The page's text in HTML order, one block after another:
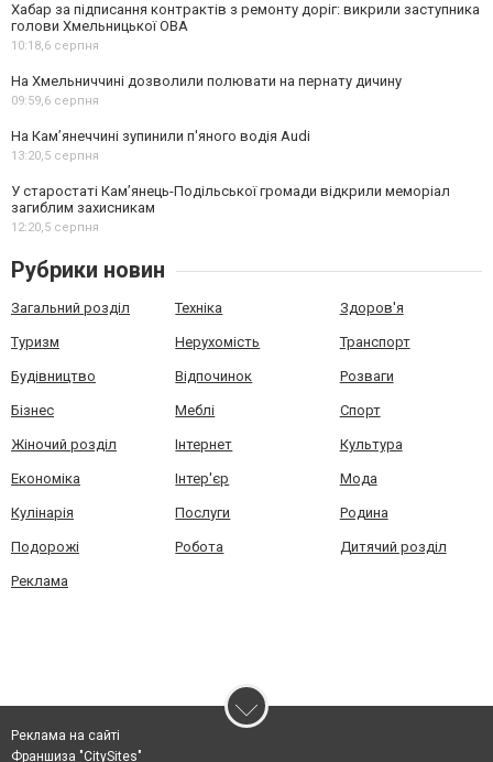
Хабар за підписання контрактів з ремонту доріг: викрили заступника
голови Хмельницької ОВА
10:18,6 серпня
На Хмельниччині дозволили полювати на пернату дичину
09:59,6 серпня
На Камʼянеччині зупинили п'яного водія Audi
13:20,5 серпня
У старостаті Кам’янець-Подільської громади відкрили меморіал
загиблим захисникам
12:20,5 серпня
Рубрики новин
Загальний розділ Техніка Здоров'я
Туризм Нерухомість Транспорт
Будівництво Відпочинок Розваги
Бізнес Меблі Спорт
Жіночий розділ Інтернет Культура
Економіка Інтер'єр Мода
Кулінарія Послуги Родина
Подорожі Робота Дитячий розділ
Реклама
Реклама на сайті
Франшиза "CitySites"